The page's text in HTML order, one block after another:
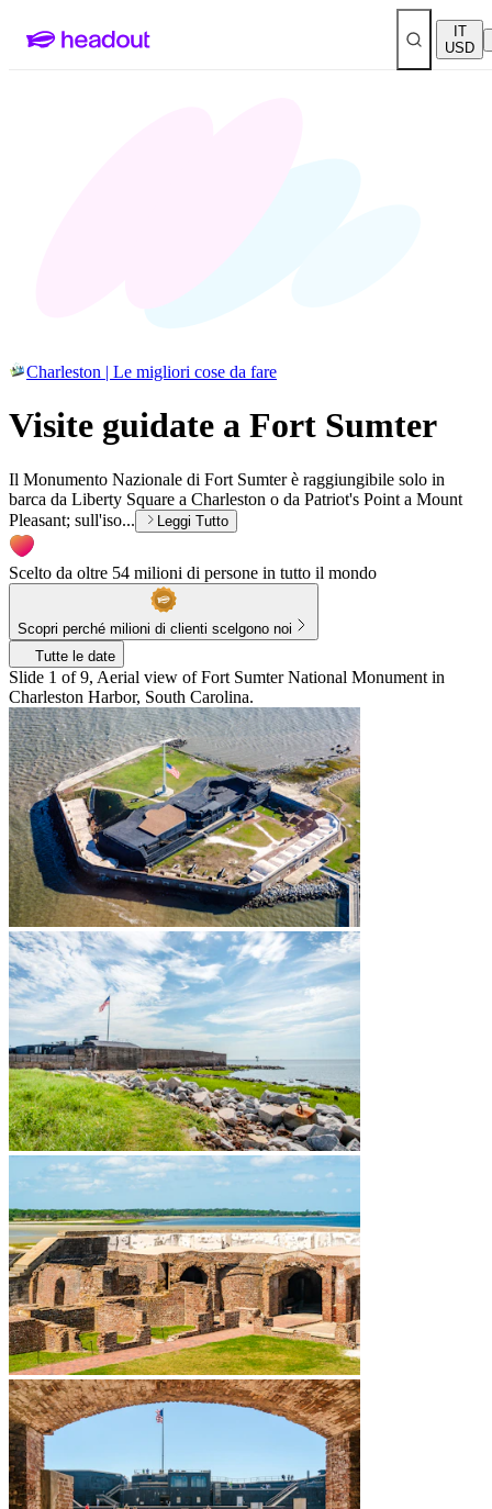
IT
USD
Charleston | Le migliori cose da fare
Visite guidate a Fort Sumter
Il Monumento Nazionale di Fort Sumter è raggiungibile solo in
barca da Liberty Square a Charleston o da Patriot's Point a Mount
Pleasant; sull'iso...
Leggi Tutto
Scelto da oltre 54 milioni di persone in tutto il mondo
Scopri perché milioni di clienti scelgono noi
Tutte le date
Slide 1 of 9, Aerial view of Fort Sumter National Monument in
Charleston Harbor, South Carolina.